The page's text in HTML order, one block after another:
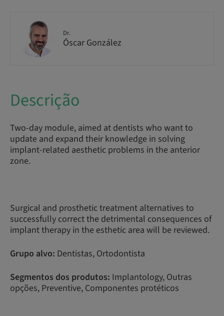
Dr.
Óscar González
Descrição
Two-day module, aimed at dentists who want to
update and expand their knowledge in solving
implant-related aesthetic problems in the anterior
zone.
Surgical and prosthetic treatment alternatives to
successfully correct the detrimental consequences of
implant therapy in the esthetic area will be reviewed.
Grupo alvo: Dentistas, Ortodontista
Segmentos dos produtos: Implantology, Outras
opções, Preventive, Componentes protéticos